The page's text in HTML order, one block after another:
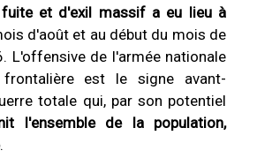
et d'exil massif a eu lieu à
d'août et au début du mois de
L'offensive de l'armée nationale
est le signe avant-
totale qui, par son potentiel
l'ensemble de la population,
.